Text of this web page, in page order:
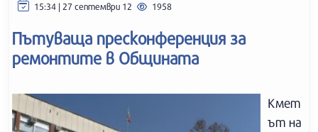
15:34 | 27 септември 12 1958
Пътуваща пресконференция за
ремонтите в Общината
Кмет
ът на